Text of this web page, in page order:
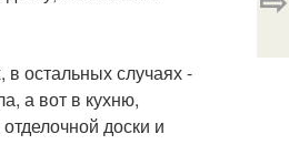
остальных случаях -
а вот в кухню,
доски и